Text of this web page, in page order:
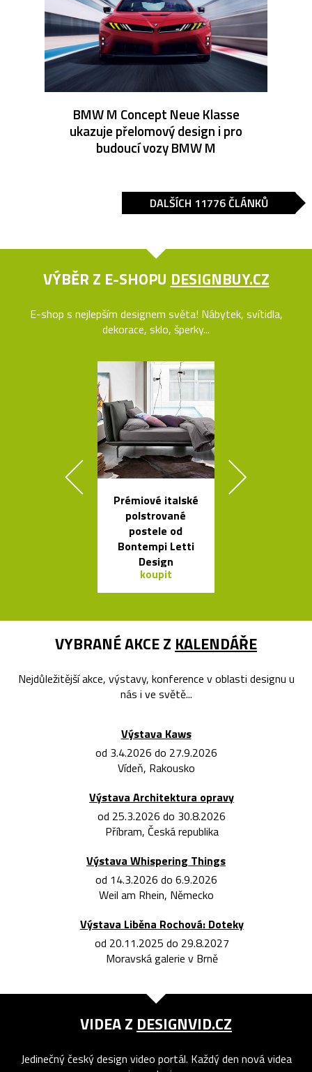
BMW M Concept Neue Klasse
ukazuje přelomový design i pro
budoucí vozy BMW M
DALŠÍCH 11776 ČLÁNKŮ
VÝBĚR Z E-SHOPU DESIGNBUY.CZ
E-shop s nejlepším designem světa! Nábytek, svítidla,
dekorace, sklo, šperky...
Prémiové italské
polstrované
postele od
Bontempi Letti
Design
koupit
VYBRANÉ AKCE Z KALENDÁŘE
Nejdůležitější akce, výstavy, konference v oblasti designu u
nás i ve světě...
Výstava Kaws
od 3.4.2026 do 27.9.2026
Vídeň, Rakousko
Výstava Architektura opravy
od 25.3.2026 do 30.8.2026
Příbram, Česká republika
Výstava Whispering Things
od 14.3.2026 do 6.9.2026
Weil am Rhein, Německo
Výstava Liběna Rochová: Doteky
od 20.11.2025 do 29.8.2027
Moravská galerie v Brně
VIDEA Z DESIGNVID.CZ
Jedinečný český design video portál. Každý den nová videa